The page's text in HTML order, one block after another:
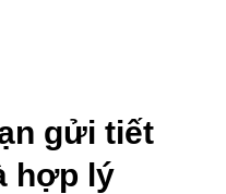
gửi tiết
hợp lý